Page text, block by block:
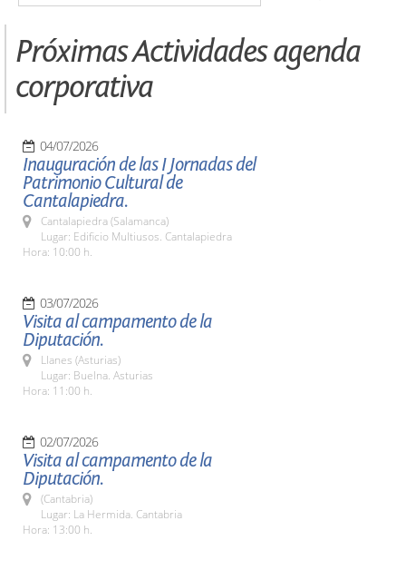
Próximas Actividades agenda
corporativa
04/07/2026
Inauguración de las I Jornadas del
Patrimonio Cultural de
Cantalapiedra.
Cantalapiedra (Salamanca)
Lugar: Edificio Multiusos. Cantalapiedra
Hora: 10:00 h.
03/07/2026
Visita al campamento de la
Diputación.
Llanes (Asturias)
Lugar: Buelna. Asturias
Hora: 11:00 h.
02/07/2026
Visita al campamento de la
Diputación.
(Cantabria)
Lugar: La Hermida. Cantabria
Hora: 13:00 h.